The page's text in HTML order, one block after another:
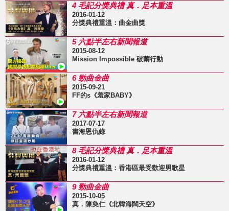
4 毛記分獎典禮 真．足本重溫
2016-01-12
分獎典禮重溫：曲金曲獎
5 六點半左右新聞報道
2015-08-12
Mission Impossible 破繭行動
6 勁曲金曲
2015-09-21
FF的s《羞家BABY》
7 六點半左右新聞報道
2017-07-17
書海恩仇錄
8 毛記分獎典禮 真．足本重溫
2016-01-12
分獎典禮重溫：香港區最受歡迎男歌星
9 勁曲金曲
2015-10-05
真．陳奐仁《北韓海闊天空》